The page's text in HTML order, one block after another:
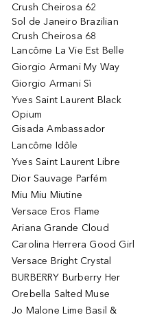
Crush Cheirosa 62
Sol de Janeiro Brazilian
Crush Cheirosa 68
Lancôme La Vie Est Belle
Giorgio Armani My Way
Giorgio Armani Sì
Yves Saint Laurent Black
Opium
Gisada Ambassador
Lancôme Idôle
Yves Saint Laurent Libre
Dior Sauvage Parfém
Miu Miu Miutine
Versace Eros Flame
Ariana Grande Cloud
Carolina Herrera Good Girl
Versace Bright Crystal
BURBERRY Burberry Her
Orebella Salted Muse
Jo Malone Lime Basil &